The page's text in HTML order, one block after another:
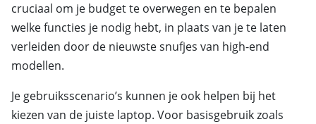
cruciaal om je budget te overwegen en te bepalen
welke functies je nodig hebt, in plaats van je te laten
verleiden door de nieuwste snufjes van high-end
modellen.
Je gebruiksscenario’s kunnen je ook helpen bij het
kiezen van de juiste laptop. Voor basisgebruik zoals